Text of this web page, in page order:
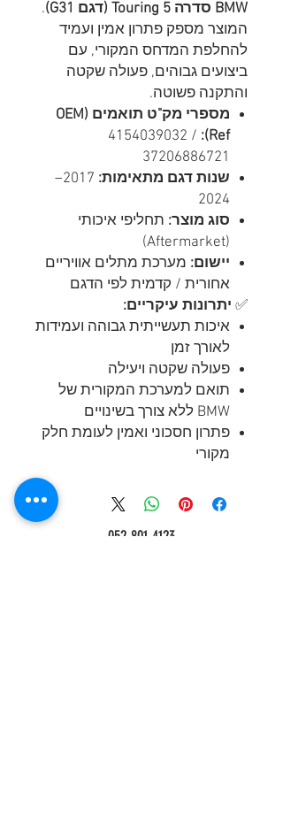
BMW סדרה 5 Touring (דגם G31)
.
המוצר מספק פתרון אמין ועמיד
להחלפת המדחס המקורי, עם
ביצועים גבוהים, פעולה שקטה
והתקנה פשוטה.
מספרי מק"ט תואמים (OEM
Ref):
4154039032 /
37206886721
שנות דגם מתאימות:
2017–
2024
סוג מוצר: תחליפי איכותי
(Aftermarket)
יישום: מערכת מתלים אוויריים
אחורית / קדמית לפי הדגם
✅ יתרונות עיקריים:
איכות תעשייתית גבוהה ועמידות
לאורך זמן
פעולה שקטה ויעילה
תואם למערכת המקורית של
BMW ללא צורך בשינויים
פתרון חסכוני ואמין לעומת חלק
מקורי
052-801-4123